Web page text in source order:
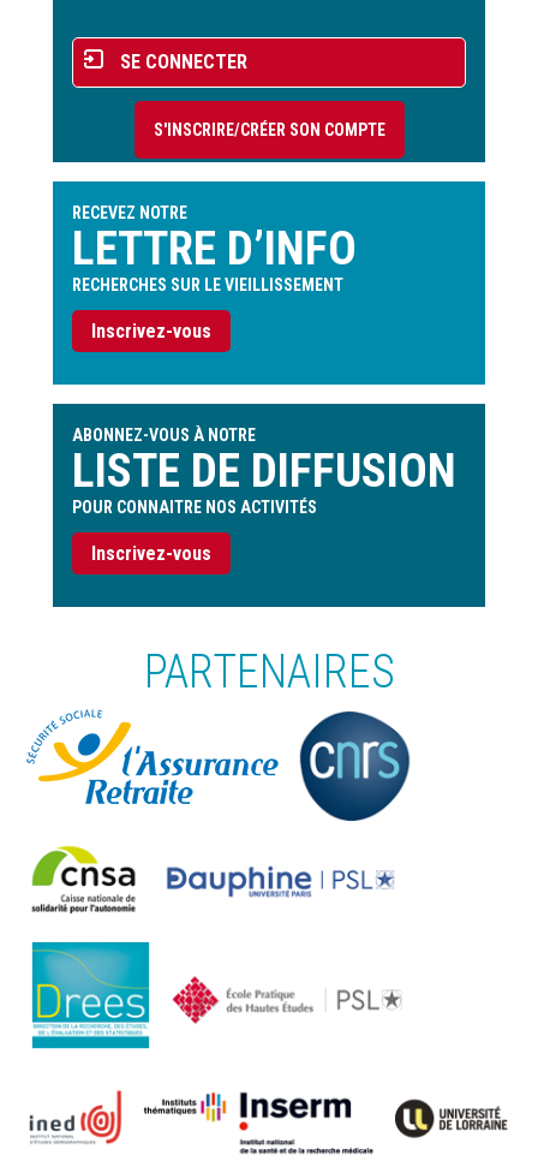
Menu
du
compte
l'utilisateur
SE CONNECTER
S'INSCRIRE/CRÉER SON COMPTE
RECEVEZ NOTRE
LETTRE D’INFO
RECHERCHES SUR LE VIEILLISSEMENT
Inscrivez-vous
ABONNEZ-VOUS À NOTRE
LISTE DE DIFFUSION
POUR CONNAITRE NOS ACTIVITÉS
Inscrivez-vous
PARTENAIRES